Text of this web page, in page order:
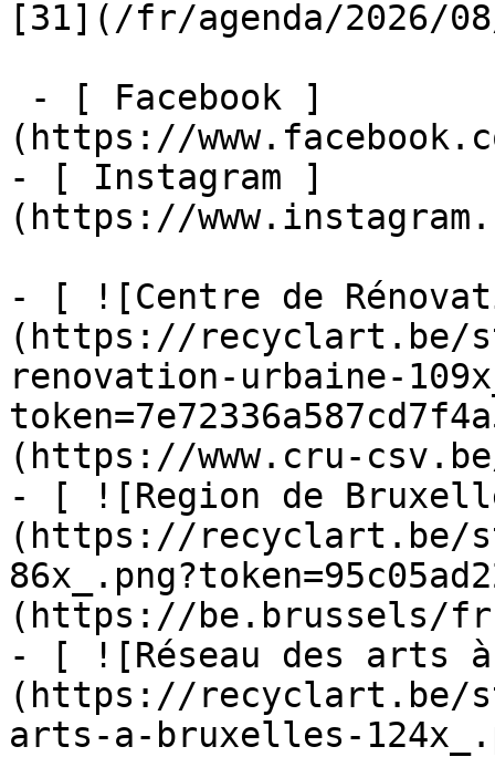
[31](/fr/agenda/
(https://
- [ Instagram ]
(https://
- [ ![Centre de
(https://recyclart.be/
renovation-urbaine-
(https://www.cru-
- [ ![Region de
(https://recyclart.be/
(https://be.brussels/
- [ ![Réseau des arts
(https://recyclart.be/
arts-a-bruxelles-